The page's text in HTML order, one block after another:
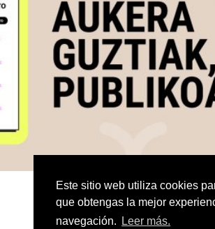
Este sitio web utiliza cookies
que obtengas la mejor
navegación.
Leer más.